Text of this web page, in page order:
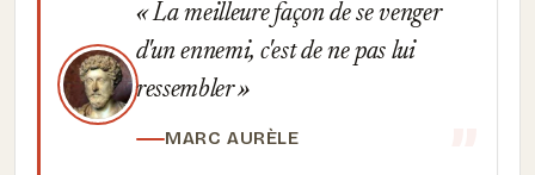
La meilleure façon de se venger
d'un ennemi, c'est de ne pas lui
ressembler
MARC AURÈLE